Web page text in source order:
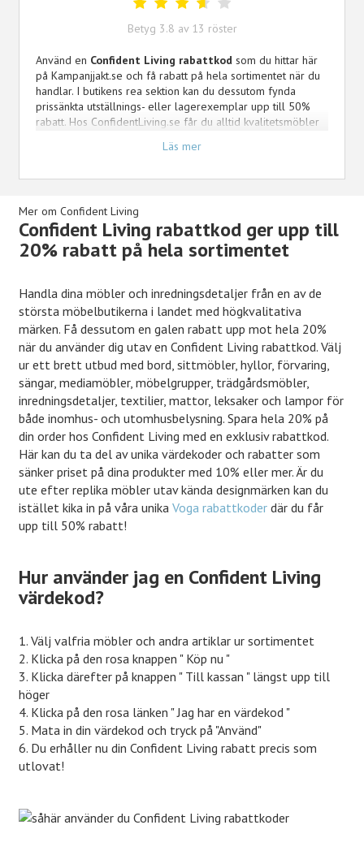
Betyg 3.8 av 13 röster
Använd en Confident Living rabattkodsom du hittar här
på Kampanjjakt.se och få rabatt på hela sortimentet när du
handlar. I butikens rea sektion kan du dessutom fynda
prissänkta utställnings- eller lagerexemplar upp till 50%
rabatt. Hos ConfidentLiving.se får du alltid kvalitetsmöbler
internationella varumärken. Spara pengar på dina möbler
erbjudanden som du finner här. I sortimentet finner du
bord, dekorationer, mattor, plädar, lampor och mycket mer.
Välj den värdekod eller kampanj som passar dig bäst för
att spara så mycket pengar som möjligt på din beställning.
Läs mer
Mer om Confident Living
Confident Living rabattkod ger upp till
20% rabatt på hela sortimentet
Handla dina möbler och inredningsdetaljer från en av de
största möbelbutikerna i landet med högkvalitativa
märken. Få dessutom en galen rabatt upp mot hela 20%
när du använder dig utav en Confident Living rabattkod. Välj
ur ett brett utbud med bord, sittmöbler, hyllor, förvaring,
sängar, mediamöbler, möbelgrupper, trädgårdsmöbler,
inredningsdetaljer, textilier, mattor, leksaker och lampor för
både inomhus- och utomhusbelysning. Spara hela 20% på
din order hos Confident Living med en exklusiv rabattkod.
Här kan du ta del av unika värdekoder och rabatter som
sänker priset på dina produkter med 10% eller mer. Är du
ute efter replika möbler utav kända designmärken kan du
istället kika in på våra unikaVoga rabattkoder där du får
upp till 50% rabatt!
Hur använder jag en Confident Living
värdekod?
1. Välj valfria möbler och andra artiklar ur sortimentet
2. Klicka på den rosa knappen " Köp nu "
3. Klicka därefter på knappen " Till kassan " längst upp till
höger
4. Klicka på den rosa länken " Jag har en värdekod "
5. Mata in din värdekod och tryck på "Använd"
6. Du erhåller nu din Confident Living rabatt precis som
utlovat!